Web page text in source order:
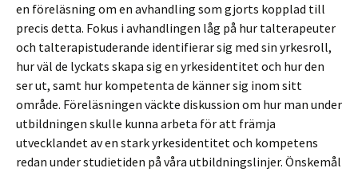
en föreläsning om en avhandling som gjorts kopplad till
precis detta. Fokus i avhandlingen låg på hur talterapeuter
och talterapistuderande identifierar sig med sin yrkesroll,
hur väl de lyckats skapa sig en yrkesidentitet och hur den
ser ut, samt hur kompetenta de känner sig inom sitt
område. Föreläsningen väckte diskussion om hur man under
utbildningen skulle kunna arbeta för att främja
utvecklandet av en stark yrkesidentitet och kompetens
redan under studietiden på våra utbildningslinjer. Önskemål